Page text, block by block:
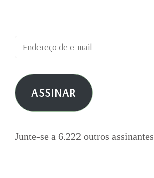
Endereço
de
e-
mail ASSINAR
Junte-se a 6.222 outros assinantes